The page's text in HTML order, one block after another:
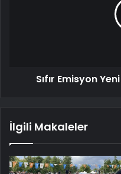
Sıfır Emisyon
İlgili Makaleler